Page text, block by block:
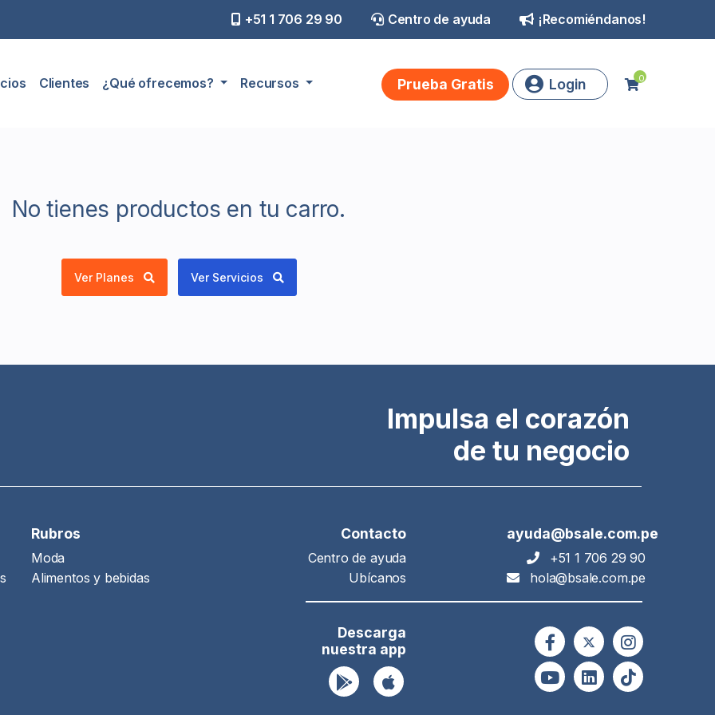
+51 1 706 29 90 Centro de ayuda ¡Recomiéndanos!
Clientes ¿Qué ofrecemos? Recursos Prueba Gratis Login 0
No tienes productos en tu carro.
Ver Planes Ver Servicios
Impulsa el corazón
de tu negocio
Rubros
Moda
Alimentos y bebidas
Contacto
Centro de ayuda
Ubícanos
ayuda@bsale.com.pe
+51 1 706 29 90
hola@bsale.com.pe
Descarga
nuestra app